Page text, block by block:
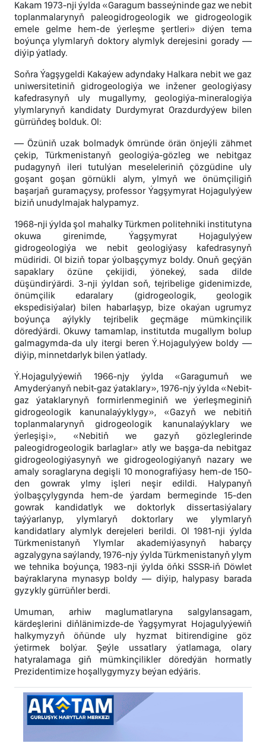
Kakam 1973-nji ýylda «Garagum basseýninde gaz we nebit
toplanmalarynyň paleogidrogeologik we gidrogeologik
emele gelme hem-de ýerleşme şertleri» diýen tema
boýunça ylymlaryň doktory alymlyk derejesini gorady —
diýip ýatlady.
Soňra Ýagşygeldi Kakaýew adyndaky Halkara nebit we gaz
uniwersitetiniň gidrogeologiýa we inžener geologiýasy
kafedrasynyň uly mugallymy, geologiýa-mineralogiýa
ylymlarynyň kandidaty Durdymyrat Orazdurdyýew bilen
gürrüňdeş bolduk. Ol:
— Özüniň uzak bolmadyk ömründe örän önjeýli zähmet
çekip, Türkmenistanyň geologiýa-gözleg we nebitgaz
pudagynyň ileri tutulýan meseleleriniň çözgüdine uly
goşant goşan görnükli alym, ylmyň we önümçiligiň
başarjaň guramaçysy, professor Ýagşymyrat Hojagulyýew
biziň unudylmajak halypamyz.
1968-nji ýylda şol mahalky Türkmen politehniki institutyna
okuwa girenimde, Ýagşymyrat Hojagulyýew
gidrogeologiýa we nebit geologiýasy kafedrasynyň
müdiridi. Ol biziň topar ýolbaşçymyz boldy. Onuň geçýän
sapaklary özüne çekijidi, ýönekeý, sada dilde
düşündirýärdi. 3-nji ýyldan soň, tejribelige gidenimizde,
önümçilik edaralary (gidrogeologik, geologik
ekspedisiýalar) bilen habarlaşyp, bize okaýan ugrumyz
boýunça aýlykly tejribelik geçmäge mümkinçilik
döredýärdi. Okuwy tamamlap, institutda mugallym bolup
galmagymda-da uly itergi beren Ý.Hojagulyýew boldy —
diýip, minnetdarlyk bilen ýatlady.
Ý.Hojagulyýewiň 1966-njy ýylda «Garagumuň we
Amyderýanyň nebit-gaz ýataklary», 1976-njy ýylda «Nebit-
gaz ýataklarynyň formirlenmeginiň we ýerleşmeginiň
gidrogeologik kanunalaýyklygy», «Gazyň we nebitiň
toplanmalarynyň gidrogeologik kanunalaýyklary we
ýerleşişi», «Nebitiň we gazyň gözleglerinde
paleogidrogeologik barlaglar» atly we başga-da nebitgaz
gidrogeologiýasynyň we gidrogeologiýanyň nazary we
amaly soraglaryna degişli 10 monografiýasy hem-de 150-
den gowrak ylmy işleri neşir edildi. Halypanyň
ýolbaşçylygynda hem-de ýardam bermeginde 15-den
gowrak kandidatlyk we doktorlyk dissertasiýalary
taýýarlanyp, ylymlaryň doktorlary we ylymlaryň
kandidatlary alymlyk derejeleri berildi. Ol 1981-nji ýylda
Türkmenistanyň Ylymlar akademiýasynyň habarçy
agzalygyna saýlandy, 1976-njy ýylda Türkmenistanyň ylym
we tehnika boýunça, 1983-nji ýylda öňki SSSR-iň Döwlet
baýraklaryna mynasyp boldy — diýip, halypasy barada
gyzykly gürrüňler berdi.
Umuman, arhiw maglumatlaryna salgylansagam,
kärdeşlerini diňlänimizde-de Ýagşymyrat Hojagulyýewiň
halkymyzyň öňünde uly hyzmat bitirendigine göz
ýetirmek bolýar. Şeýle ussatlary ýatlamaga, olary
hatyralamaga giň mümkinçilikler döredýän hormatly
Prezidentimize hoşallygymyzy beýan edýäris.